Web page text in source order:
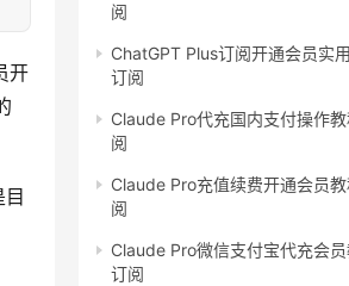
开
阅
ChatGPT Plus订阅开通会员实
订阅
Claude Pro代充国内支付操作
阅
Claude Pro充值续费开通会员
阅
Claude Pro微信支付宝代充会
订阅